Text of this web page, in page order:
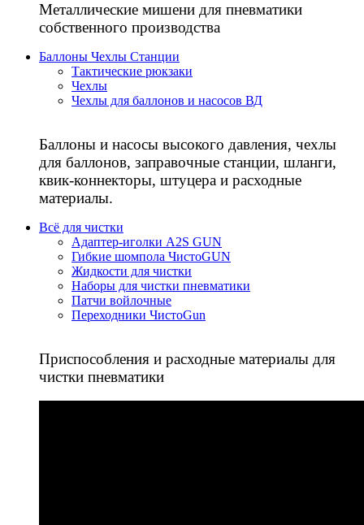
Металлические мишени для пневматики
собственного производства
Баллоны Чехлы Станции
Тактические рюкзаки
Чехлы
Чехлы для баллонов и насосов ВД
Баллоны и насосы высокого давления, чехлы
для баллонов, заправочные станции, шланги,
квик-коннекторы, штуцера и расходные
материалы.
Всё для чистки
Адаптер-иголки A2S GUN
Гибкие шомпола ЧистоGUN
Жидкости для чистки
Наборы для чистки пневматики
Патчи войлочные
Переходники ЧистоGun
Приспособления и расходные материалы для
чистки пневматики